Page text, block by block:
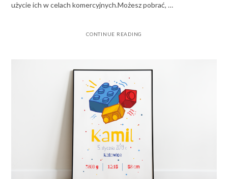
użycie ich w celach komercyjnych.Możesz pobrać, …
CONTINUE READING